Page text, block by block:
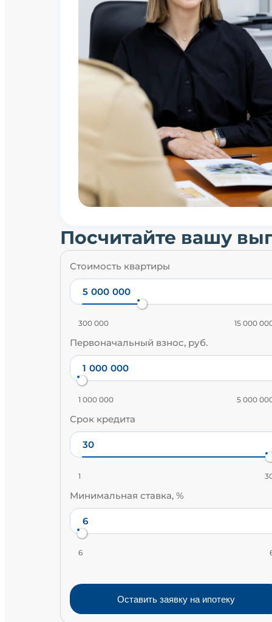
Посчитайте вашу
Стоимость квартиры
300 000 15 000
Первоначальный взнос, руб.
1 000 000 5 000
Срок кредита
1
Минимальная ставка, %
6
Оставить заявку на ипотеку